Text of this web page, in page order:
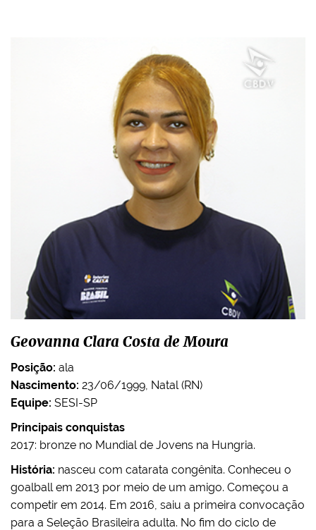
Geovanna Clara Costa de Moura
Posição: ala
Nascimento: 23/06/1999, Natal (RN)
Equipe: SESI-SP
Principais conquistas
2017: bronze no Mundial de Jovens na Hungria.
História: nasceu com catarata congênita. Conheceu o
goalball em 2013 por meio de um amigo. Começou a
competir em 2014. Em 2016, saiu a primeira convocação
para a Seleção Brasileira adulta. No fim do ciclo de